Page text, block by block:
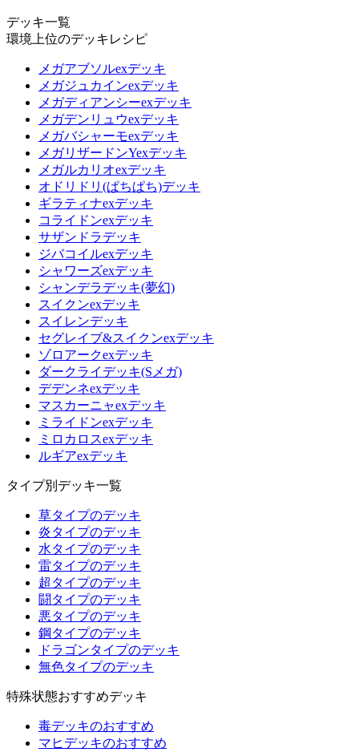
デッキ一覧
環境上位のデッキレシピ
メガアブソルexデッキ
メガジュカインexデッキ
メガディアンシーexデッキ
メガデンリュウexデッキ
メガバシャーモexデッキ
メガリザードンYexデッキ
メガルカリオexデッキ
オドリドリ(ぱちぱち)デッキ
ギラティナexデッキ
コライドンexデッキ
サザンドラデッキ
ジバコイルexデッキ
シャワーズexデッキ
シャンデラデッキ(夢幻)
スイクンexデッキ
スイレンデッキ
セグレイブ&スイクンexデッキ
ゾロアークexデッキ
ダークライデッキ(Sメガ)
デデンネexデッキ
マスカーニャexデッキ
ミライドンexデッキ
ミロカロスexデッキ
ルギアexデッキ
タイプ別デッキ一覧
草タイプのデッキ
炎タイプのデッキ
水タイプのデッキ
雷タイプのデッキ
超タイプのデッキ
闘タイプのデッキ
悪タイプのデッキ
鋼タイプのデッキ
ドラゴンタイプのデッキ
無色タイプのデッキ
特殊状態おすすめデッキ
毒デッキのおすすめ
マヒデッキのおすすめ